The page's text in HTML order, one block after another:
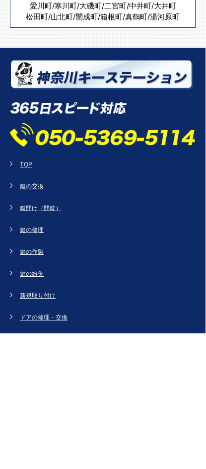
愛川町/寒川町/大磯町/二宮町/中井町/大井町
松田町/山北町/開成町/箱根町/真鶴町/湯河原町
TOP
鍵の交換
鍵開け（開錠）
鍵の修理
鍵の作製
鍵の紛失
新規取り付け
ドアの修理・交換